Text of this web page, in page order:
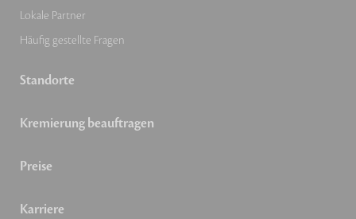
Lokale Partner
Häufig gestellte Fragen
Standorte
Kremierung beauftragen
Preise
Karriere